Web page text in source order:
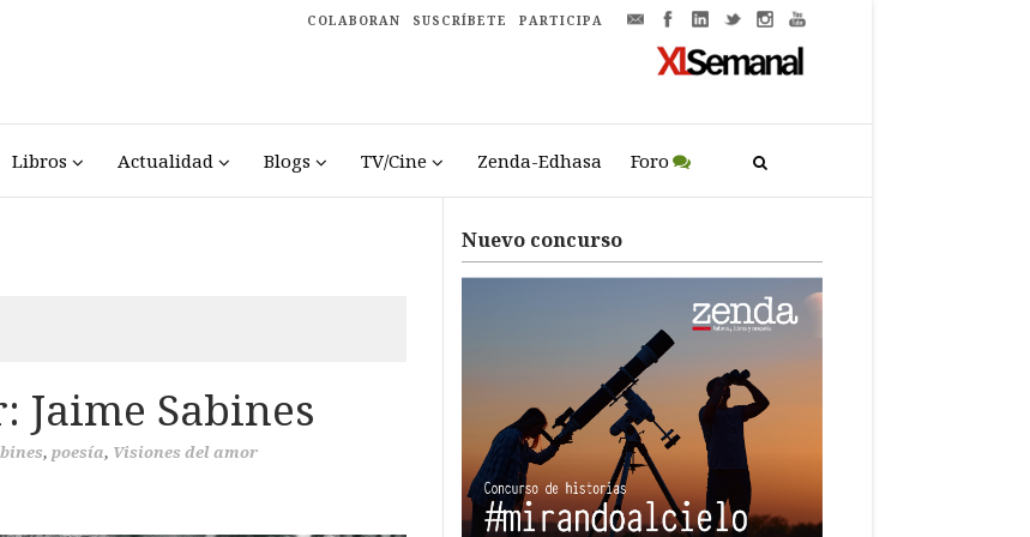
COLABORAN SUSCRÍBETE PARTICIPA
Libros Actualidad Blogs TV/Cine Zenda-Edhasa Foro
Jaime Sabines
, poesía, Visiones del amor
Nuevo concurso